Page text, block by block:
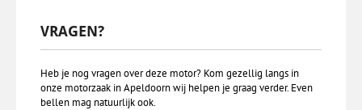
VRAGEN?
Heb je nog vragen over deze motor? Kom gezellig langs in
onze motorzaak in Apeldoorn wij helpen je graag verder. Even
bellen mag natuurlijk ook.